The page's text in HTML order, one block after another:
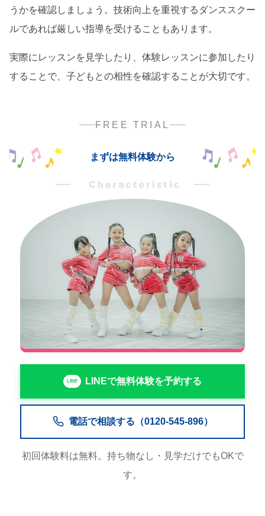
うかを確認しましょう。技術向上を重視するダンススクー
ルであれば厳しい指導を受けることもあります。
実際にレッスンを見学したり、体験レッスンに参加したり
することで、子どもとの相性を確認することが大切です。
FREE TRIAL
まずは無料体験から
LINEで無料体験を予約する
電話で相談する（0120-545-896）
初回体験料は無料。持ち物なし・見学だけでもOKで
す。